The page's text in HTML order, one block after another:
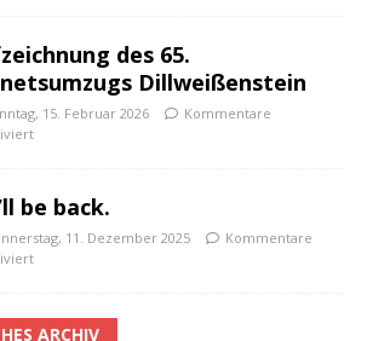
des 65.
Dillweißenstein
15. Februar 2026
Kommentare
be back.
11. Dezember 2025
Kommentare
ARCHIV